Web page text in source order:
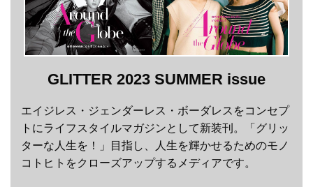
GLITTER 2023 SUMMER issue
エイジレス・ジェンダーレス・ボーダレスをコンセプ
トにライフスタイルマガジンとして新装刊。「グリッ
ターな人生を！」目指し、人生を輝かせるためのモノ
コトヒトをクローズアップするメディアです。